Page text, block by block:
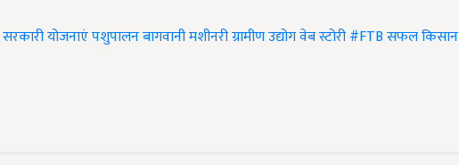
सरकारी योजनाएंपशुपालनबागवानीमशीनरीग्रामीण उद्योगवेब स्टोरी#FTBसफल किसान